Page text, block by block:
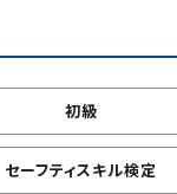
初級
セーフティスキル検定